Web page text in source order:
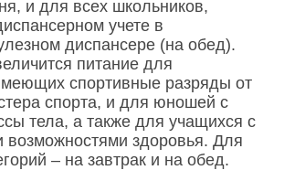
и для всех школьников,
учете в
диспансере (на обед).
питание для
спортивные разряды от
спорта, и для юношей с
тела, а также для учащихся с
возможностями здоровья. Для
– на завтрак и на обед.